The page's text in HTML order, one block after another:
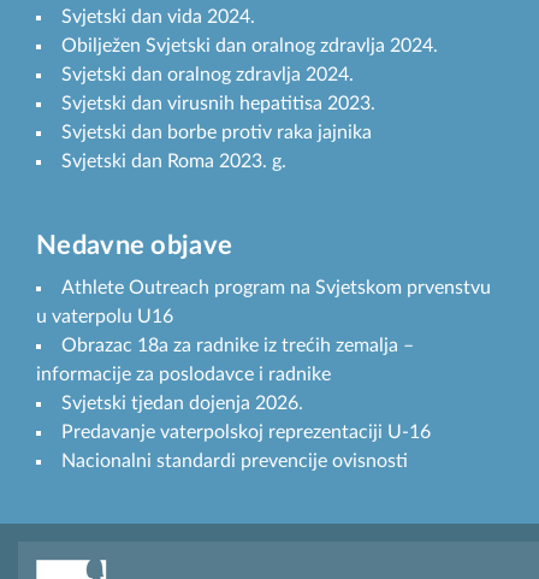
Svjetski dan vida 2024.
Obilježen Svjetski dan oralnog zdravlja 2024.
Svjetski dan oralnog zdravlja 2024.
Svjetski dan virusnih hepatitisa 2023.
Svjetski dan borbe protiv raka jajnika
Svjetski dan Roma 2023. g.
Nedavne objave
Athlete Outreach program na Svjetskom prvenstvu
u vaterpolu U16
Obrazac 18a za radnike iz trećih zemalja –
informacije za poslodavce i radnike
Svjetski tjedan dojenja 2026.
Predavanje vaterpolskoj reprezentaciji U-16
Nacionalni standardi prevencije ovisnosti